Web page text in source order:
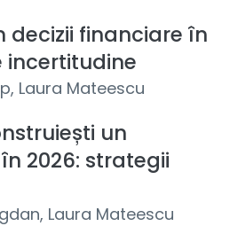
decizii financiare în
incertitudine
Laura Mateescu
un
2026: strategii
Laura Mateescu